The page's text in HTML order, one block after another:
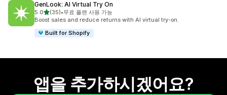
GenLook: AI Virtual Try On
5.0별 5개 중
(35)
총 리뷰 35개
•무료 플랜 사용 가능
Boost sales and reduce returns with AI virtual try-on.
Built for Shopify
앱을 추가하시겠어요?